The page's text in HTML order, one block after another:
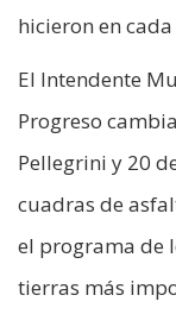
hicieron en
El Intendente
Progreso
Pellegrini y 20
cuadras de
el programa de
tierras más